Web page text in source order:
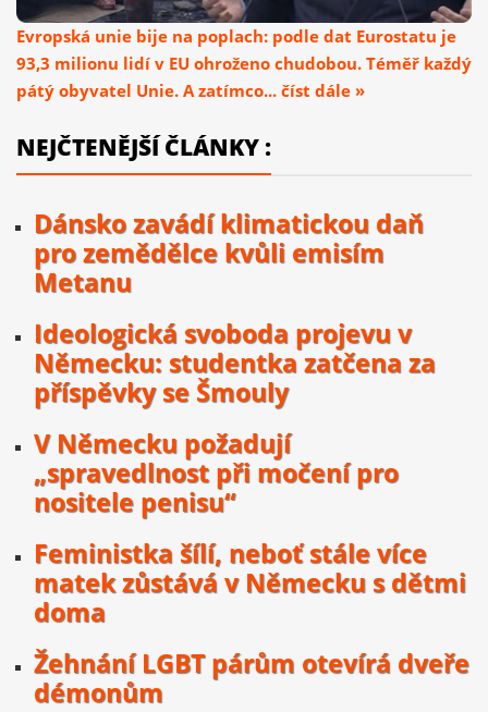
Evropská unie bije na poplach: podle dat Eurostatu je
93,3 milionu lidí v EU ohroženo chudobou. Téměř každý
pátý obyvatel Unie. A zatímco... číst dále »
NEJČTENĚJŠÍ ČLÁNKY :
Dánsko zavádí klimatickou daň
pro zemědělce kvůli emisím
Metanu
Ideologická svoboda projevu v
Německu: studentka zatčena za
příspěvky se Šmouly
V Německu požadují
„spravedlnost při močení pro
nositele penisu“
Feministka šílí, neboť stále více
matek zůstává v Německu s dětmi
doma
Žehnání LGBT párům otevírá dveře
démonům